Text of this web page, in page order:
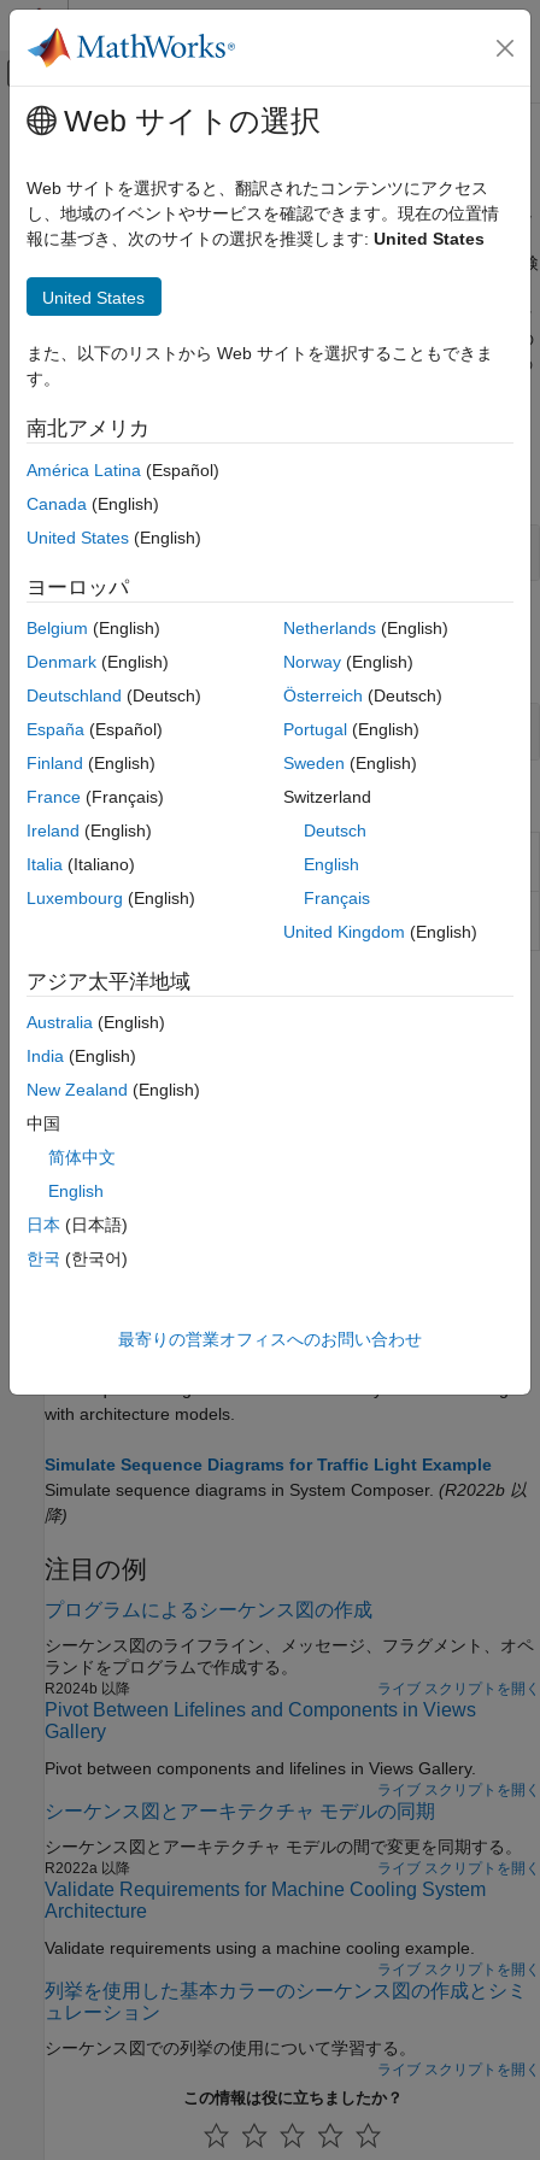
コンテンツへスキップ
オフキャンバス ナビゲーション メ
ドキュメンテーションのホーム
System Composer
システムの動作の記述
カテゴリ
アクティビティ図の記述
シーケンス図の記述
コンポーネントの動作の記述
メインコンテンツ
シーケンス図の記述
コンポーネント間の相互作用をメッセージ交換のシーケンスとし
て指定し、システム設計をシミュレーションして検証する
アーキテクチャ モデルの動作を反復的にシミュレーションして検
証するには、シーケンス図を作成します。System Composer™
のシーケンス図を使用して、コンポーネント間の相互作用をメッ
セージ交換のシーケンスとして記述します。コンポーネント間の
通信の指定には、信号ベースと Simulink® のメッセージベースの
通信を使用します。
クラス
すべて展開する
シーケンス図
関数
すべて展開する
シーケンス図
ツール
ュー ギャラリー
sequence diagrams
シーケンス ビュー
Visualize messages, events, states,
transitions, and functions
トピック
シーケンス図を使用したシステムの動作の記述
System Composer のシーケンス図で相互作用を使ってモデルの
動作を記述する。
Author Sequence Diagrams Interactively
Create lifelines, messages, fragments, and operands for a
sequence diagram.
Model Complex Interactions Using Fragments in Sequence
Diagrams
with architecture models.
Simulate Sequence Diagrams for Traffic Light Example
Simulate sequence diagrams in System Composer. (R2022b 以
降)
注目の例
プログラムによるシーケンス図の作成
シーケンス図のライフライン、メッセージ、フラグメント、オペ
ランドをプログラムで作成する。
R2024b 以降 ライブ スクリプトを開く
Pivot Between Lifelines and Components in Views
Gallery
Pivot between components and lifelines in Views Gallery.
ライブ スクリプトを開く
シーケンス図とアーキテクチャ モデルの同期
シーケンス図とアーキテクチャ モデルの間で変更を同期する。
R2022a 以降 ライブ スクリプトを開く
Validate Requirements for Machine Cooling System
Architecture
Validate requirements using a machine cooling example.
ライブ スクリプトを開く
列挙を使用した基本カラーのシーケンス図の作成とシミ
ュレーション
シーケンス図での列挙の使用について学習する。
ライブ スクリプトを開く
この情報は役に立ちましたか？
Web サイトの選択
Web サイトを選択すると、翻訳されたコンテンツにアクセス
し、地域のイベントやサービスを確認できます。現在の位置情
報に基づき、次のサイトの選択を推奨します: United States
United States
また、以下のリストから Web サイトを選択することもできま
す。
南北アメリカ
América Latina (Español)
Canada (English)
United States (English)
ヨーロッパ
Belgium (English)
Denmark (English)
Deutschland (Deutsch)
España (Español)
Finland (English)
France (Français)
Ireland (English)
Italia (Italiano)
Luxembourg (English)
Netherlands(English)
Norway(English)
Österreich (Deutsch)
Portugal(English)
Sweden (English)
Switzerland
Deutsch
English
Français
United Kingdom (English)
アジア太平洋地域
Australia (English)
India (English)
New Zealand (English)
中国
简体中文
English
日本 (日本語)
한국 (한국어)
最寄りの営業オフィスへのお問い合わせ